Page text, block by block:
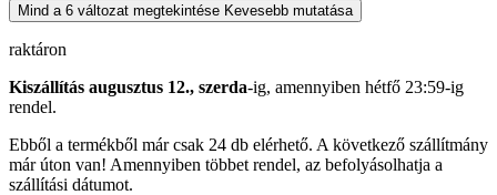
Mind a 6 változat megtekintése Kevesebb mutatása
raktáron
Kiszállítás augusztus 12., szerda-ig, amennyiben hétfő 23:59-ig
rendel.
Ebből a termékből már csak 24 db elérhető. A következő szállítmány
már úton van! Amennyiben többet rendel, az befolyásolhatja a
szállítási dátumot.